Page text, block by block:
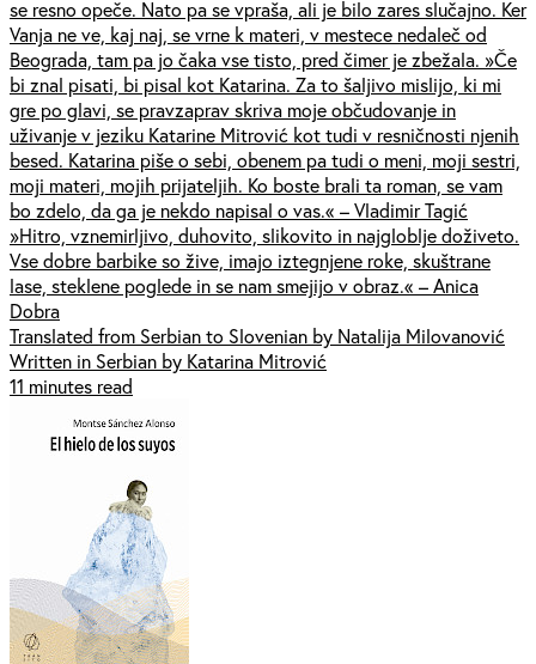
se resno opeče. Nato pa se vpraša, ali je bilo zares slučajno. Ker
Vanja ne ve, kaj naj, se vrne k materi, v mestece nedaleč od
Beograda, tam pa jo čaka vse tisto, pred čimer je zbežala. »Če
bi znal pisati, bi pisal kot Katarina. Za to šaljivo mislijo, ki mi
gre po glavi, se pravzaprav skriva moje občudovanje in
uživanje v jeziku Katarine Mitrović kot tudi v resničnosti njenih
besed. Katarina piše o sebi, obenem pa tudi o meni, moji sestri,
moji materi, mojih prijateljih. Ko boste brali ta roman, se vam
bo zdelo, da ga je nekdo napisal o vas.« – Vladimir Tagić
»Hitro, vznemirljivo, duhovito, slikovito in najgloblje doživeto.
Vse dobre barbike so žive, imajo iztegnjene roke, skuštrane
lase, steklene poglede in se nam smejijo v obraz.« – Anica
Dobra
Translated from Serbian to Slovenian by Natalija Milovanović
Written in Serbian by Katarina Mitrović
11 minutes read